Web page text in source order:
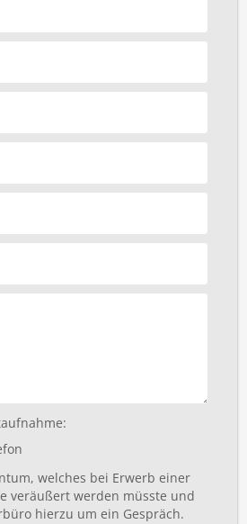
welches bei Erwerb einer
veräußert werden müsste und
hierzu um ein Gespräch.